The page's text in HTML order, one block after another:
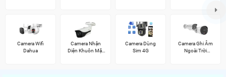
Camera Wifi
Dahua
Camera Nhận
Diện Khuôn Mặt
Camera Dùng
Sim 4G
Camera Ghi Âm
Ngoài Trời